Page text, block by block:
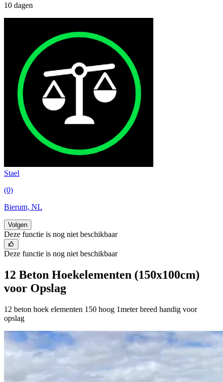
10 dagen
Stael
(0)
Bierum, NL
Volgen
Deze functie is nog niet beschikbaar
Deze functie is nog niet beschikbaar
12 Beton Hoekelementen (150x100cm)
voor Opslag
12 beton hoek elementen 150 hoog 1meter breed handig voor
opslag